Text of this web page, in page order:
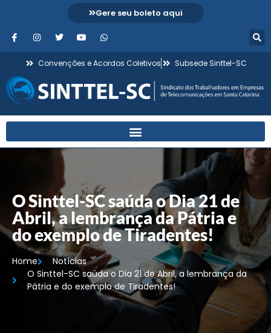
Gere seu boleto aqui
Convenções e Acordos Coletivos Subsede Sinttel-SC
O Sinttel-SC saúda o Dia 21 de
Abril, a lembrança da Pátria e
do exemplo de Tiradentes!
Home
Notícias
O Sinttel-SC saúda o Dia 21 de Abril, a lembrança da
Pátria e do exemplo de Tiradentes!